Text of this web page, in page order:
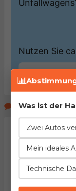
Kommentare
Was ist der
Zwei Autos
Mein ideales
Technische